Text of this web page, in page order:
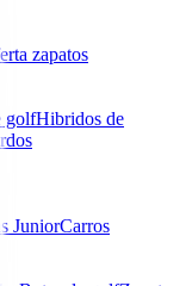
zapatos
golfHibridos de
JuniorCarros